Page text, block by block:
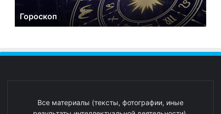
Гороскоп
Все материалы (тексты, фотографии, иные